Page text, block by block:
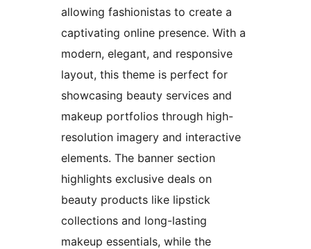
allowing fashionistas to create a
captivating online presence. With a
modern, elegant, and responsive
layout, this theme is perfect for
showcasing beauty services and
makeup portfolios through high-
resolution imagery and interactive
elements. The banner section
highlights exclusive deals on
beauty products like lipstick
collections and long-lasting
makeup essentials, while the